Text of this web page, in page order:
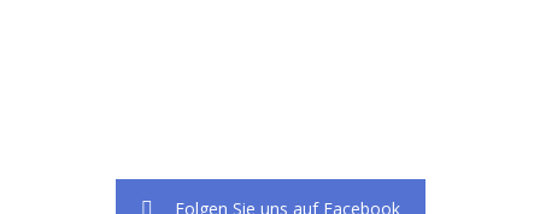
Folgen Sie uns auf Facebook